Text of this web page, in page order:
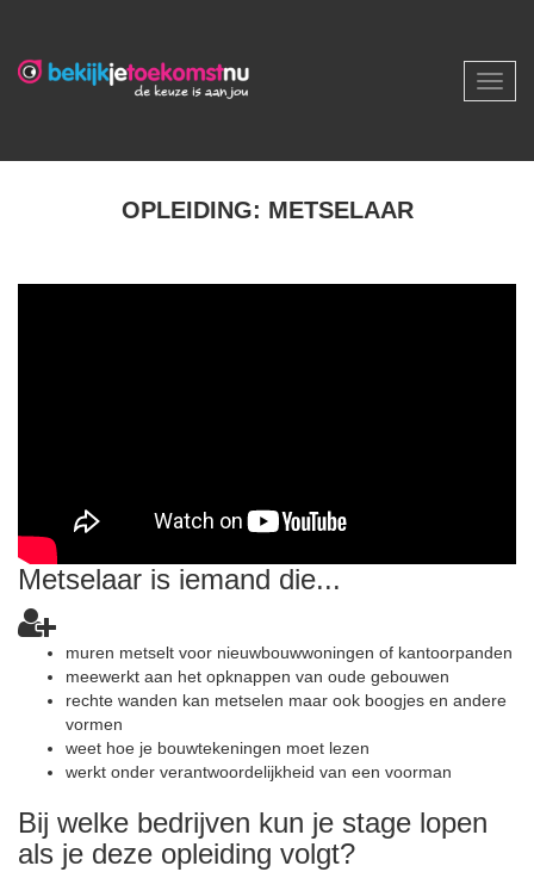
OPLEIDING: METSELAAR
Metselaar is iemand die...
muren metselt voor nieuwbouwwoningen of kantoorpanden
meewerkt aan het opknappen van oude gebouwen
rechte wanden kan metselen maar ook boogjes en andere
vormen
weet hoe je bouwtekeningen moet lezen
werkt onder verantwoordelijkheid van een voorman
Bij welke bedrijven kun je stage lopen
als je deze opleiding volgt?